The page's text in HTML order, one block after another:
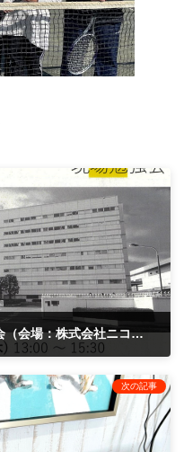
ぐんま産業創造倶楽部 現場勉強会（会場：株式会社ニコン 熊谷製作所）
次の記事